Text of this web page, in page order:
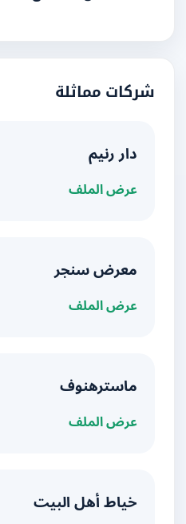
شركات مماثلة
دار رنيم
عرض الملف
معرض سنجر
عرض الملف
ماسترهنوف
عرض الملف
خياط أهل البيت